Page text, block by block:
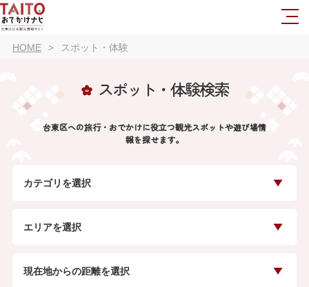
HOME スポット・体験
スポット・体験検索
台東区への旅行・おでかけに役立つ観光スポットや遊び場情
報を探せます。
カテゴリを選択
エリアを選択
現在地からの距離を選択